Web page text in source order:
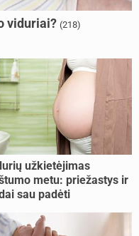
viduriai? (218)
užkietėjimas
metu: priežastys ir
sau padėti